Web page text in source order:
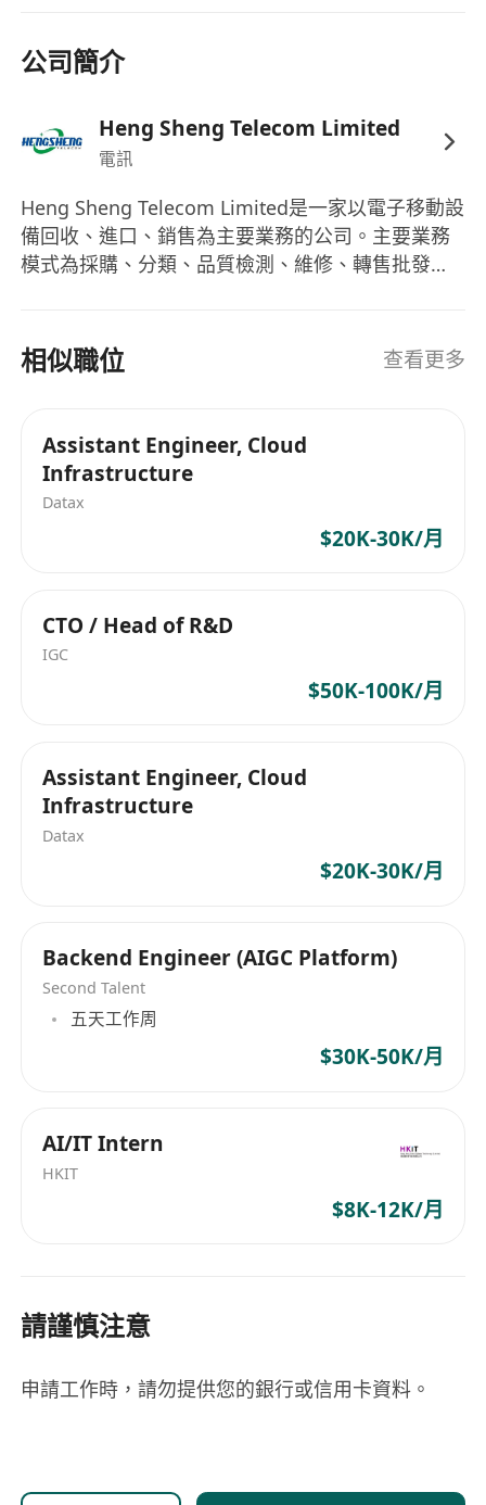
保系統能承受即時拍賣最後數秒內極高併發
的流量衝擊。利用 WebSocket/gRPC 協議
Team Building & Leadership (團隊建設與管
Recruit, mentor, and lead an elite in-
house engineering team (iOS, Backend, QA,
UI/UX) in Hong Kong. Foster a high-
performance, agile culture.
立高效、敏捷的團隊文化。
Security & Compliance (安全與合規):
encryption methods, and automated
financial reconciliation systems to protect
cross-border transactions and user data
戶隱私。
Strategic Vision (技術戰略):
technical roadmap, choose the optimal tech
growth.
制定技術路線圖，選定最佳技術棧（如
Go/Java、Flutter/原生 iOS），確保技術架
構與業務增長目標高度契合。
software engineering experience, with 3+
years in a tech leadership role (CTO, VP of
Engineering, or Tech Lead) at Tier-1 internet
giants, FinTech platforms, or high-
在頂尖互聯網大廠、FinTech 機構或高併發
distributed systems (Kafka, Redis,
深厚的高併發後端框架（Golang / Java）及
公司簡介
Heng Sheng Telecom Limited
電訊
Heng Sheng Telecom Limited是一家以電子移動設
備回收、進口、銷售為主要業務的公司。主要業務
模式為採購、分類、品質檢測、維修、轉售批發。,
相似職位 查看更多
Assistant Engineer, Cloud
Infrastructure
Datax
$20K-30K/月
CTO / Head of R&D
IGC
$50K-100K/月
Assistant Engineer, Cloud
Infrastructure
Datax
$20K-30K/月
Backend Engineer (AIGC Platform)
Second Talent
五天工作周
$30K-50K/月
AI/IT Intern
HKIT
$8K-12K/月
請謹慎注意
申請工作時，請勿提供您的銀行或信用卡資料。